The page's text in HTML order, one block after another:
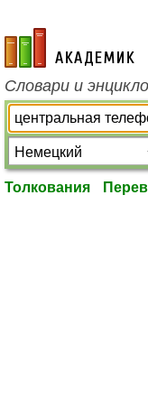
academic.ru
Словари и
Толкования